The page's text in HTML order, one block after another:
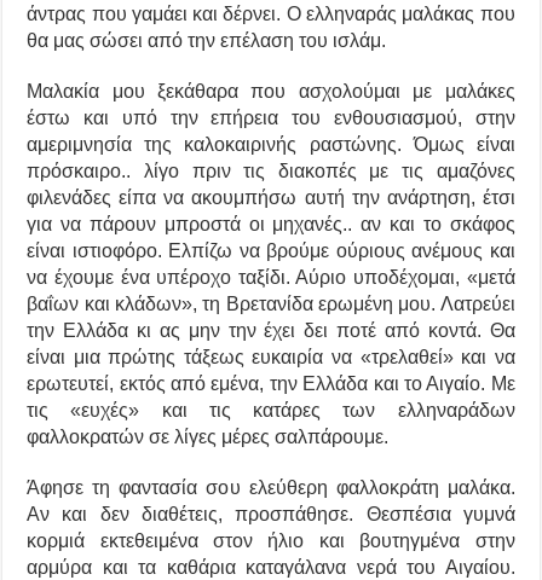
άντρας που γαμάει και δέρνει. Οελληναράς μαλάκας που
θα μας σώσει από την επέλαση του ισλάμ.
Μαλακία μου ξεκάθαρα που ασχολούμαι με μαλάκες
έστω και υπό την επήρεια του ενθουσιασμού, στην
αμεριμνησία της καλοκαιρινής ραστώνης. Όμως είναι
πρόσκαιρο.. λίγο πριν τις διακοπές με τις αμαζόνες
φιλενάδες είπα να ακουμπήσω αυτή την ανάρτηση, έτσι
για να πάρουν μπροστά οι μηχανές.. αν και το σκάφος
είναι ιστιοφόρο. Ελπίζω να βρούμε ούριους ανέμους και
να έχουμε ένα υπέροχο ταξίδι. Αύριο υποδέχομαι, «μετά
βαΐων και κλάδων», τη Βρετανίδα ερωμένη μου. Λατρεύει
την Ελλάδα κι ας μην την έχει δει ποτέ από κοντά. Θα
είναι μια πρώτης τάξεως ευκαιρία να «τρελαθεί» και να
ερωτευτεί, εκτός από εμένα, την Ελλάδα και το Αιγαίο. Με
τις «ευχές» και τις κατάρες των ελληναράδων
φαλλοκρατών σε λίγες μέρες σαλπάρουμε.
Άφησε τη φαντασία σου ελεύθερη φαλλοκράτη μαλάκα.
Αν και δεν διαθέτεις, προσπάθησε. Θεσπέσιαγυμνά
κορμιά εκτεθειμέναστον ήλιο και βουτηγμένα στην
αρμύρα και τα καθάρια καταγάλανα νερά του Αιγαίου.